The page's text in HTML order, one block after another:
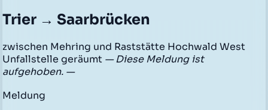
Trier → Saarbrücken
zwischen Mehring und Raststätte Hochwald West
Unfallstelle geräumt — Diese Meldung ist
aufgehoben. —
Meldung